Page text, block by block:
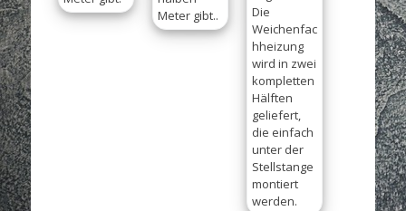
Meter gibt..
Die
Weichenfac
hheizung
wird in zwei
kompletten
Hälften
geliefert,
die einfach
unter der
Stellstange
montiert
werden.